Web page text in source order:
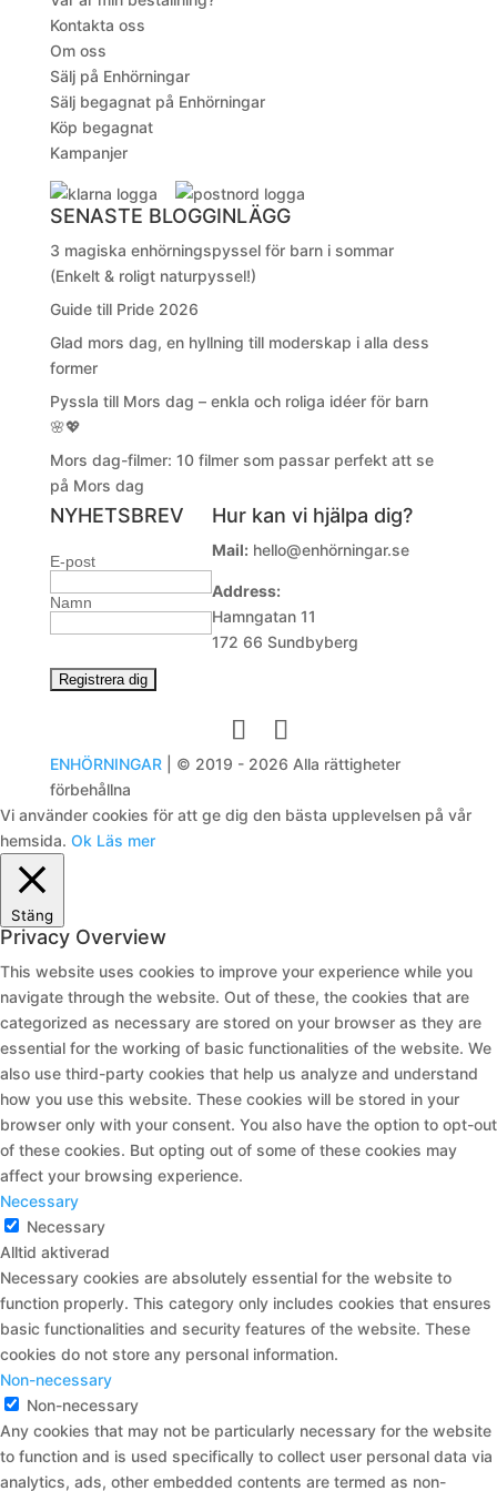
Kontakta oss
Om oss
Sälj på Enhörningar
Sälj begagnat på Enhörningar
Köp begagnat
Kampanjer
SENASTE BLOGGINLÄGG
3 magiska enhörningspyssel för barn i sommar
(Enkelt & roligt naturpyssel!)
Guide till Pride 2026
Glad mors dag, en hyllning till moderskap i alla dess
former
Pyssla till Mors dag – enkla och roliga idéer för barn
🌸💖
Mors dag-filmer: 10 filmer som passar perfekt att se
på Mors dag
NYHETSBREV
E-post
Namn
Hur kan vi hjälpa dig?
Mail:hello@enhörningar.se
Address:
Hamngatan 11
172 66 Sundbyberg
ENHÖRNINGAR| © 2019 - 2026 Alla rättigheter
förbehållna
Vi använder cookies för att ge dig den bästa upplevelsen på vår
hemsida. Ok Läs mer
Stäng
Privacy Overview
This website uses cookies to improve your experience while you
navigate through the website. Out of these, the cookies that are
categorized as necessary are stored on your browser as they are
essential for the working of basic functionalities of the website. We
also use third-party cookies that help us analyze and understand
how you use this website. These cookies will be stored in your
browser only with your consent. You also have the option to opt-out
of these cookies. But opting out of some of these cookies may
affect your browsing experience.
Necessary
Necessary
Alltid aktiverad
Necessary cookies are absolutely essential for the website to
function properly. This category only includes cookies that ensures
basic functionalities and security features of the website. These
cookies do not store any personal information.
Non-necessary
Non-necessary
Any cookies that may not be particularly necessary for the website
to function and is used specifically to collect user personal data via
analytics, ads, other embedded contents are termed as non-